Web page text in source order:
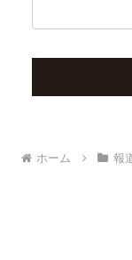
ホーム 報